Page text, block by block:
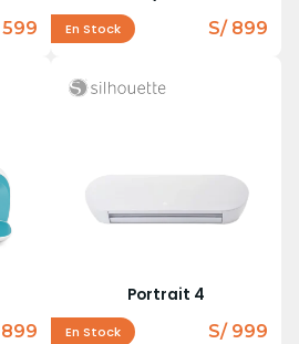
599 En Stock S/ 899
Portrait 4
En Stock S/ 999